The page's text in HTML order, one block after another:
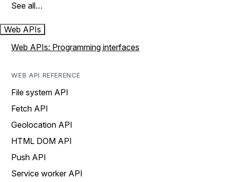
See all…
Web APIs
Web APIs: Programming interfaces
WEB API REFERENCE
File system API
Fetch API
Geolocation API
HTML DOM API
Push API
Service worker API